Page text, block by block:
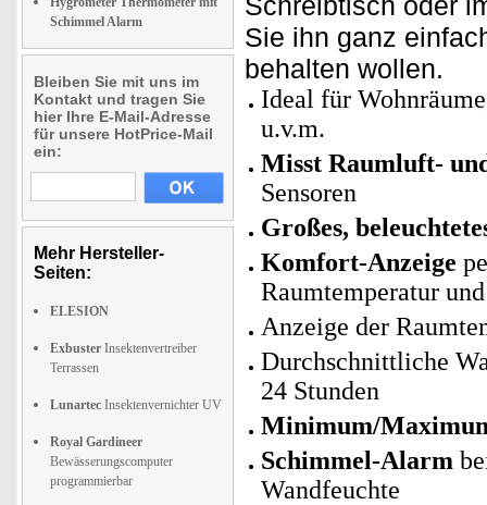
Schimmel Alarm
Bleiben Sie mit uns im
Kontakt und tragen Sie
hier Ihre E-Mail-Adresse
für unsere HotPrice-Mail
ein:
Mehr Hersteller-
Seiten:
ELESION
Exbuster Insektenvertreiber
Terrassen
Lunartec Insektenvernichter UV
Royal Gardineer
Bewässerungscomputer
programmierbar
Sie ihn ganz
behalten wollen.
Ideal für
u.v.m.
Misst Raumluft-
Sensoren
Großes,
Komfort-Anzeige
Raumtemperatur
Anzeige der
Durchschnittliche
24 Stunden
Minimum/
Schimmel-Alarm
Wandfeuchte